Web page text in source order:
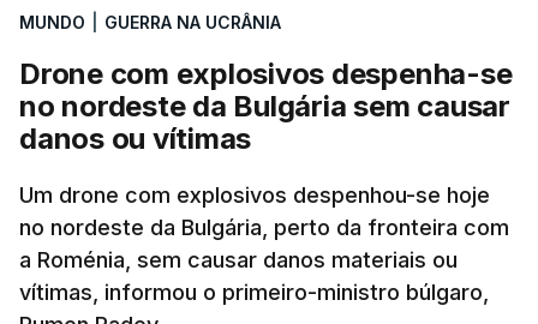
Na periferia nordeste de Kiev, os ataques russos
causaram três mortos, incluindo uma criança de 4
anos, bem como três feridos, na aldeia de
Pukhivka, segundo os serviços de resgate, sem
mísseis ou drones.
Na própria capital, foram contabilizados quatro
feridos pela autoridade militar, enquanto os
MUNDO GUERRA NA UCRÂNIA
Drone com explosivos despenha-se
no nordeste da Bulgária sem causar
danos ou vítimas
Um drone com explosivos despenhou-se hoje
no nordeste da Bulgária, perto da fronteira com
a Roménia, sem causar danos materiais ou
vítimas, informou o primeiro-ministro búlgaro,